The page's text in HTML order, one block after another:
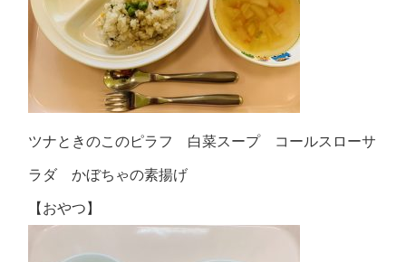
ツナときのこのピラフ 白菜スープ コールスローサ
ラダ かぼちゃの素揚げ
【おやつ】